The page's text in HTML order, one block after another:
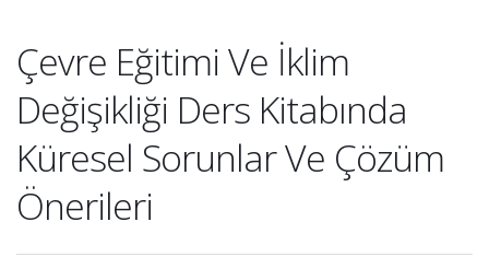
Çevre Eğitimi Ve İklim
Değişikliği Ders Kitabında
Küresel Sorunlar Ve Çözüm
Önerileri